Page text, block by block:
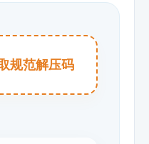
规范解压码